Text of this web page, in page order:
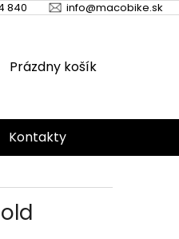
840 info@macobike.sk
NÁKUPNÝ
Prázdny košík
Kontakty